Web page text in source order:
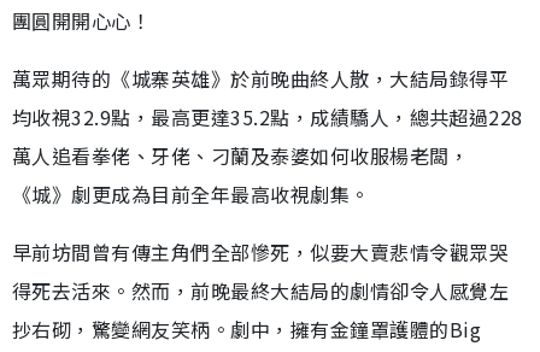
團圓開開心心！
萬眾期待的《城寨英雄》於前晚曲終人散，大結局錄得平
均收視32.9點，最高更達35.2點，成績驕人，總共超過228
萬人追看拳佬、牙佬、刁蘭及泰婆如何收服楊老闆，
《城》劇更成為目前全年最高收視劇集。
早前坊間曾有傳主角們全部慘死，似要大賣悲情令觀眾哭
得死去活來。然而，前晚最終大結局的劇情卻令人感覺左
抄右砌，驚變網友笑柄。劇中，擁有金鐘罩護體的Big